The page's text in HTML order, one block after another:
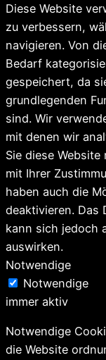
Diese Website
zu verbessern,
navigieren. Von
Bedarf
gespeichert, da
grundlegenden
sind. Wir
mit denen wir
Sie diese
mit Ihrer
haben auch die
deaktivieren. Das
kann sich jedoch
auswirken.
Notwendige
Notwendige
immer aktiv
Notwendige
die Website